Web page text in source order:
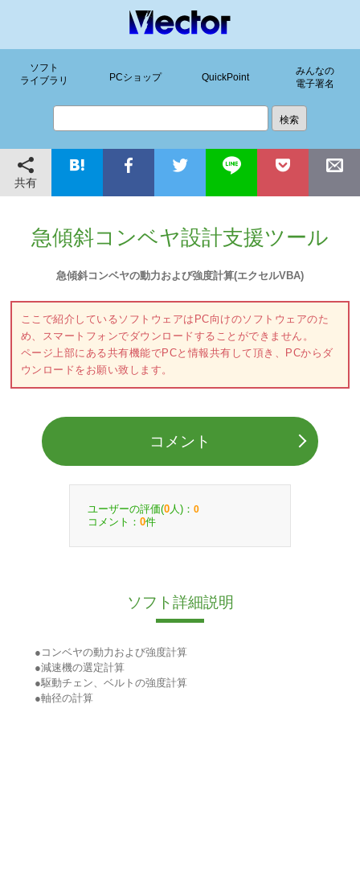
ソフト
ライブラリ
PCショップ QuickPoint
みんなの
電子署名
共有
急傾斜コンベヤ設計支援ツール
急傾斜コンベヤの動力および強度計算(エクセルVBA)
ここで紹介しているソフトウェアはPC向けのソフトウェアのた
め、スマートフォンでダウンロードすることができません。
ページ上部にある共有機能でPCと情報共有して頂き、PCからダ
ウンロードをお願い致します。
コメント
ユーザーの評価(0 人)： 0
コメント： 0件
ソフト詳細説明
●コンベヤの動力および強度計算
●減速機の選定計算
●駆動チェン、ベルトの強度計算
●軸径の計算